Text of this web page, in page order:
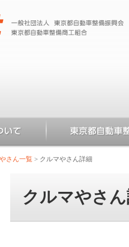
さん一覧 > クルマやさん詳細
クルマやさ